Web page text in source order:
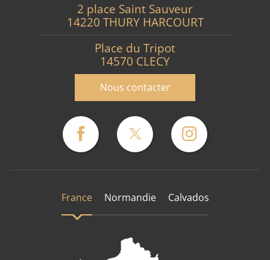
2 place Saint Sauveur
14220 THURY HARCOURT
Place du Tripot
14570 CLECY
Nous contacter
France Normandie Calvados